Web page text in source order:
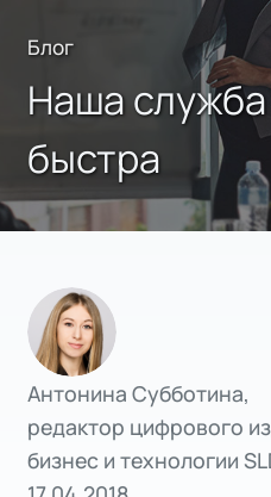
Блог
Наша
быстра
Антонина Субботина,
редактор цифрового
бизнес и технологии